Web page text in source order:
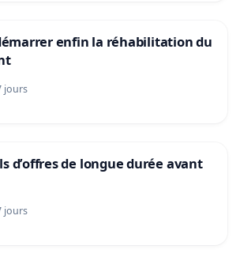
enfin la réhabilitation du
jours
d’offres de longue durée avant
jours